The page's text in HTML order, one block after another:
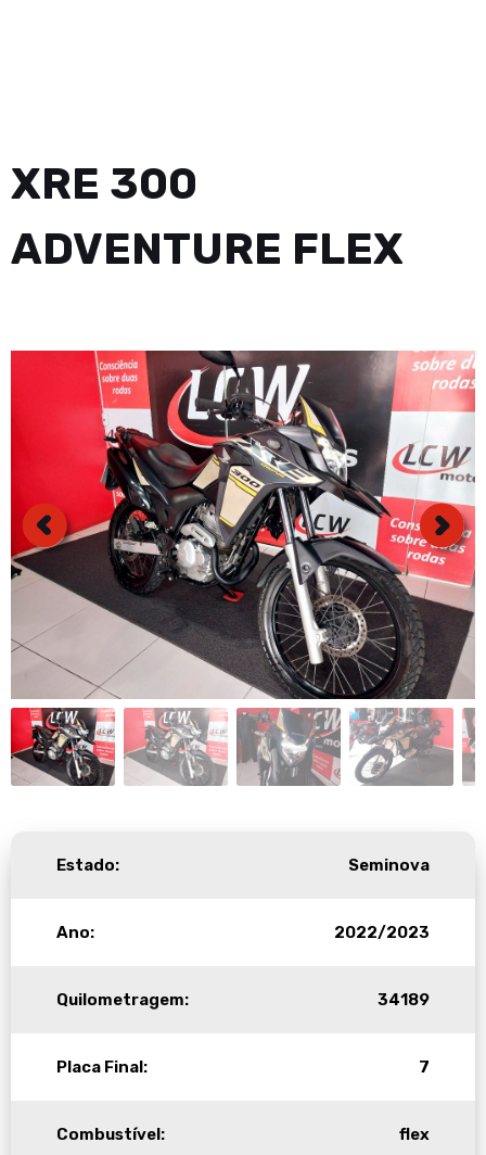
XRE 300
ADVENTURE FLEX
Estado: Seminova
Ano: 2022/2023
Quilometragem: 34189
Placa Final: 7
Combustível: flex